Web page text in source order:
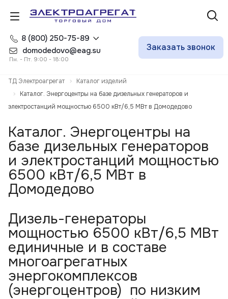
8 (800) 250-75-89
domodedovo@eag.su
Пн. - Пт. 9:00 - 18:00
Заказать звонок
ТД Электроагрегат
Каталог изделий
Каталог. Энергоцентры на базе дизельных генераторов и
электростанций мощностью 6500 кВт/6,5 МВт в Домодедово
Каталог. Энергоцентры на
базе дизельных генераторов
и электростанций мощностью
6500 кВт/6,5 МВт в
Домодедово
Дизель-генераторы
мощностью 6500 кВт/6,5 МВт
единичные и в составе
многоагрегатных
энергокомплексов
(энергоцентров) по низким